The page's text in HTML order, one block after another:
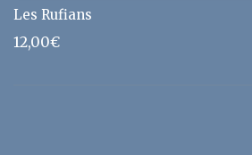
Les Rufians
12,00€